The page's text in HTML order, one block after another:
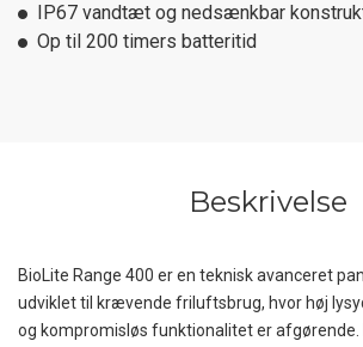
IP67 vandtæt og nedsænkbar
Op til 200 timers batteritid
Beskrivelse
BioLite Range 400 er en teknisk avanceret
udviklet til krævende friluftsbrug, hvor høj
og kompromisløs funktionalitet er afgørende.